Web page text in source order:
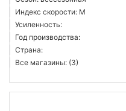
Индекс скорости: M
Усиленность:
Год производства:
Страна:
Все магазины: (3)